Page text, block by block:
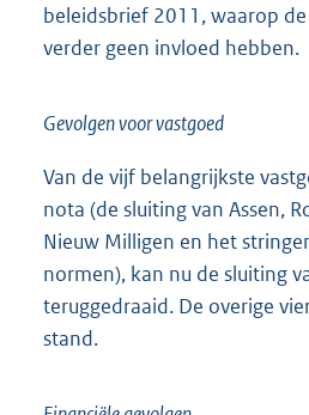
beleidsbrief 2011, waarop
verder geen invloed hebben.
Gevolgen voor vastgoed
Van de vijf belangrijkste
nota (de sluiting van Assen,
Nieuw Milligen en het
normen), kan nu de sluiting
teruggedraaid. De overige
stand.